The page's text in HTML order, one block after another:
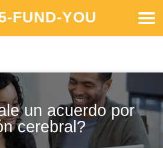
FUND-YOU
un acuerdo por
cerebral?